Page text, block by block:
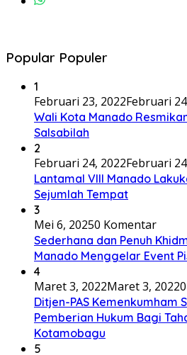
Popular Populer
1
Februari 23, 2022Februari
Wali Kota Manado
Salsabilah
2
Februari 24, 2022Februari
Lantamal VIII Manado
Sejumlah Tempat
3
Mei 6, 20250 Komentar
Sederhana dan Penuh
Manado Menggelar Event
4
Maret 3, 2022Maret 3, 2022
Ditjen-PAS Kemenkumham
Pemberian Hukum Bagi
Kotamobagu
5